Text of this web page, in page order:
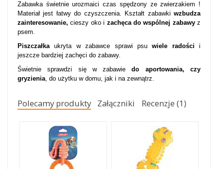
Zabawka świetnie urozmaici czas spędzony ze zwierzakiem !
Materiał jest łatwy do czyszczenia. Kształt zabawki wzbudza
zainteresowanie, cieszy oko i zachęca do wspólnej zabawyz
psem.
Piszczałkaukryta w zabawce sprawi psuwiele radości i
jeszcze bardziej zachęci do zabawy.
Świetnie sprawdzi się w zabawiedo aportowania, czy
gryzienia, do użytku w domu, jak i na zewnątrz.
Polecamy produkty Załączniki Recenzje (1)